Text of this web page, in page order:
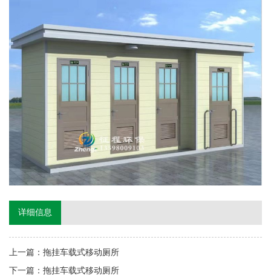
详细信息
上一篇： 拖挂车载式移动厕所
下一篇： 拖挂车载式移动厕所